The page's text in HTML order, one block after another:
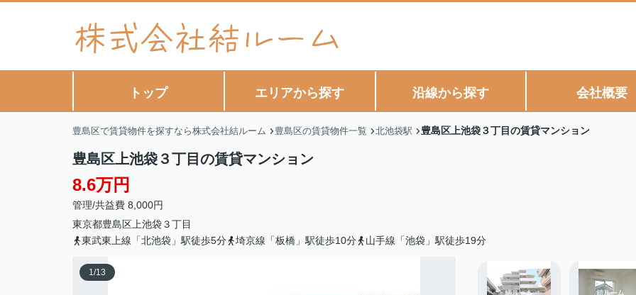
トップ エリアから探す 沿線から探す 会社概要
豊島区で賃貸物件を探すなら株式会社結ルーム 豊島区の賃貸物件一覧 北池袋駅 豊島区上池袋３丁目の賃貸マンション
豊島区上池袋３丁目の賃貸マンション
8.6万円
管理/共益費 8,000円
東京都豊島区 上池袋３丁目
東武東上線「北池袋」駅徒歩5分
埼京線「板橋」駅徒歩10分 山手線「池袋」駅徒歩19分
1/13